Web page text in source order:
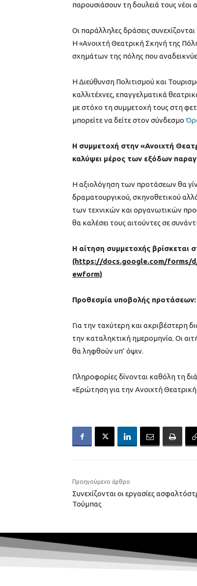
παρουσιάσουν τη δουλειά τους
Οι παράλληλες δράσεις
Η «Ανοιχτή Θεατρική Σκηνή της
σχημάτων της πόλης που
Η Διεύθυνση Πολιτισμού και
καλλιτέχνες, επαγγελματικά
με στόχο τη συμμετοχή τους στη
μπορείτε να δείτε στον σύνδεσμο
Η συμμετοχή στην «Ανοιχτή
καλύψει μέρος των εξόδων
Η αξιολόγηση των προτάσεων θα
δραματουργικού, σκηνοθετικού
των τεχνικών και οργανωτικών
θα καλέσει τους αιτούντες σε
Η αίτηση συμμετοχής βρίσκεται
(https://docs.google.com/forms/d/
ewform)
Προθεσμία υποβολής προτάσεων:
Για την ταχύτερη και ακριβέστερη
την καταληκτική ημερομηνία. Οι
θα ληφθούν υπ’ όψιν.
Πληροφορίες δίνονται καθόλη τη
«Ερώτηση για την Ανοιχτή
Προηγούμενο άρθρο
Συνεχίζονται οι εργασίες
Τούμπας